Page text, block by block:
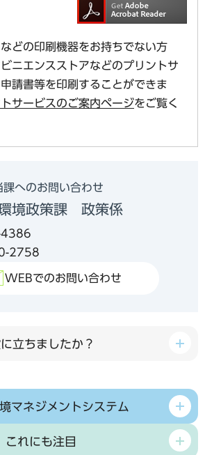
どの印刷機器をお持ちでない方
ニエンスストアなどのプリントサ
請書等を印刷することができま
サービスのご案内ページをご覧く
課へのお問い合わせ
境政策課 政策係
4386
2758
WEBでのお問い合わせ
立ちましたか？
マネジメントシステム
これにも注目